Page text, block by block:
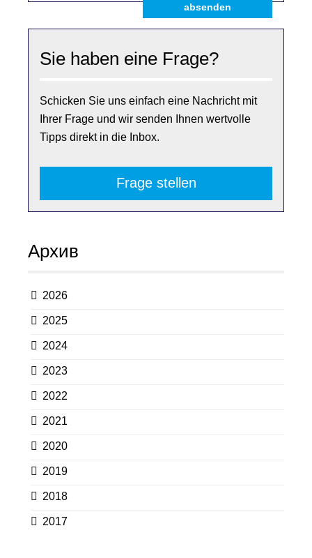
absenden
Sie haben eine Frage?
Schicken Sie uns einfach eine Nachricht mit
Ihrer Frage und wir senden Ihnen wertvolle
Tipps direkt in die Inbox.
Frage stellen
Архив
2026
2025
2024
2023
2022
2021
2020
2019
2018
2017